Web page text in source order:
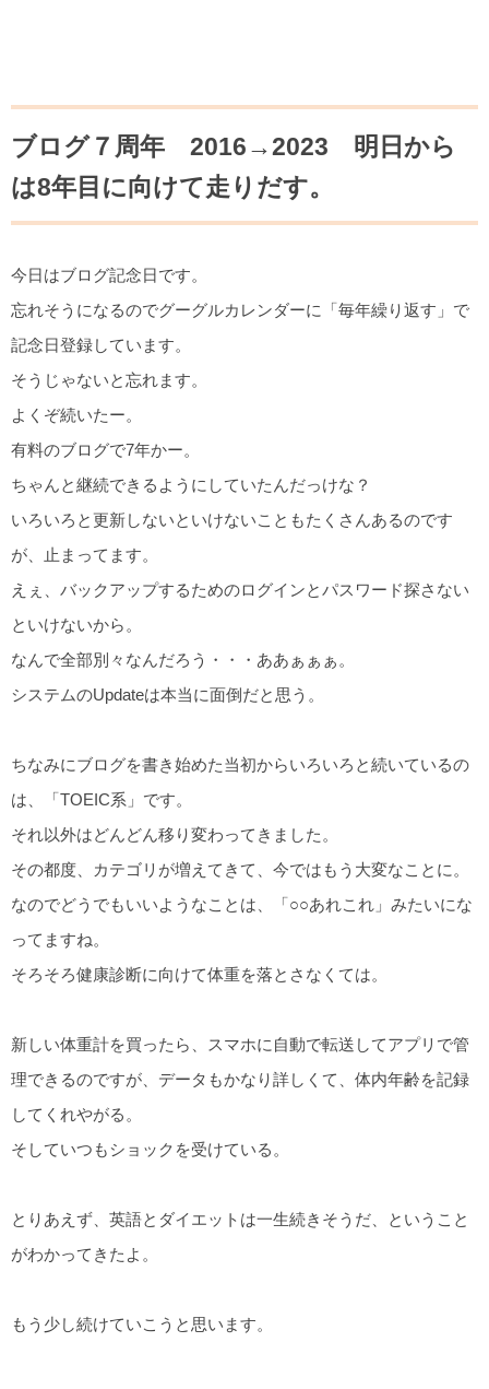
ブログ７周年 2016→2023 明日から
は8年目に向けて走りだす。
今日はブログ記念日です。
忘れそうになるのでグーグルカレンダーに「毎年繰り返す」で
記念日登録しています。
そうじゃないと忘れます。
よくぞ続いたー。
有料のブログで7年かー。
ちゃんと継続できるようにしていたんだっけな？
いろいろと更新しないといけないこともたくさんあるのです
が、止まってます。
えぇ、バックアップするためのログインとパスワード探さない
といけないから。
なんで全部別々なんだろう・・・ああぁぁぁ。
システムのUpdateは本当に面倒だと思う。
ちなみにブログを書き始めた当初からいろいろと続いているの
は、「TOEIC系」です。
それ以外はどんどん移り変わってきました。
その都度、カテゴリが増えてきて、今ではもう大変なことに。
なのでどうでもいいようなことは、「○○あれこれ」みたいにな
ってますね。
そろそろ健康診断に向けて体重を落とさなくては。
新しい体重計を買ったら、スマホに自動で転送してアプリで管
理できるのですが、データもかなり詳しくて、体内年齢を記録
してくれやがる。
そしていつもショックを受けている。
とりあえず、英語とダイエットは一生続きそうだ、ということ
がわかってきたよ。
もう少し続けていこうと思います。